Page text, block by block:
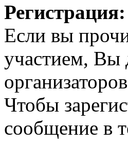
Регистрация:
Если вы
участием, Вы
Чтобы
сообщение в